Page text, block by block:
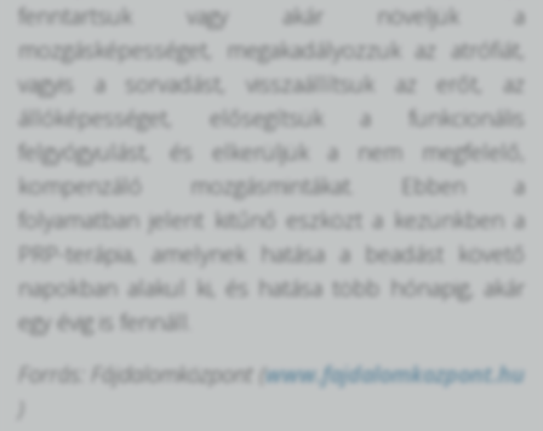
fenntartsuk vagy akár növeljük a
mozgásképességet, megakadályozzuk az atrófiát,
vagyis a sorvadást, visszaállítsuk az erőt, az
állóképességet, elősegítsük a funkcionális
felgyógyulást, és elkerüljük a nem megfelelő,
kompenzáló mozgásmintákat. Ebben a
folyamatban jelent kitűnő eszközt a kezünkben a
PRP-terápia, amelynek hatása a beadást követő
napokban alakul ki, és hatása több hónapig, akár
egy évig is fennáll.
Forrás: Fájdalomközpont (www.fajdalomkozpont.hu